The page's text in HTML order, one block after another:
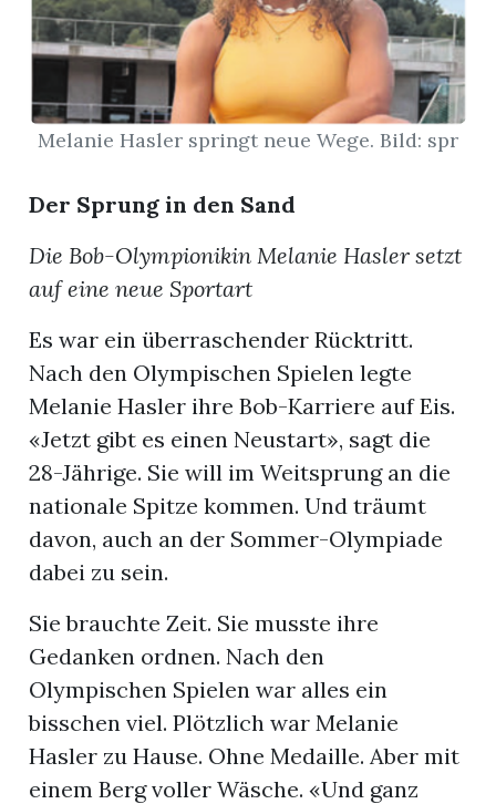
App
Melanie Hasler springt neue Wege. Bild: spr
Der Sprung in den Sand
Die Bob-Olympionikin Melanie Hasler setzt
auf eine neue Sportart
Es war ein überraschender Rücktritt.
Nach den Olympischen Spielen legte
Melanie Hasler ihre Bob-Karriere auf Eis.
«Jetzt gibt es einen Neustart», sagt die
28-Jährige. Sie will im Weitsprung an die
nationale Spitze kommen. Und träumt
davon, auch an der Sommer-Olympiade
dabei zu sein.
Sie brauchte Zeit. Sie musste ihre
Gedanken ordnen. Nach den
Olympischen Spielen war alles ein
bisschen viel. Plötzlich war Melanie
Hasler zu Hause. Ohne Medaille. Aber mit
einem Berg voller Wäsche. «Und ganz